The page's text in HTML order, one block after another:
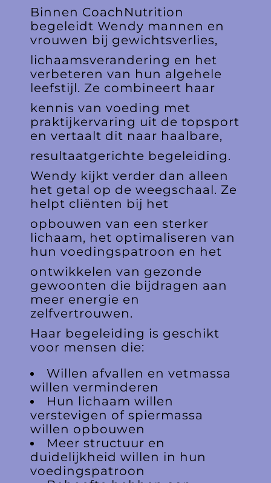
Binnen CoachNutrition
begeleidt Wendy mannen en
vrouwen bij gewichtsverlies,
lichaamsverandering en het
verbeteren van hun algehele
leefstijl. Ze combineert haar
kennis van voeding met
praktijkervaring uit de topsport
en vertaalt dit naar haalbare,
resultaatgerichte begeleiding.
Wendy kijkt verder dan alleen
het getal op de weegschaal. Ze
helpt cliënten bij het
opbouwen van een sterker
lichaam, het optimaliseren van
hun voedingspatroon en het
ontwikkelen van gezonde
gewoonten die bijdragen aan
meer energie en
zelfvertrouwen.
Haar begeleiding is geschikt
voor mensen die:
Willen afvallen en vetmassa
willen verminderen
Hun lichaam willen
verstevigen of spiermassa
willen opbouwen
Meer structuur en
duidelijkheid willen in hun
voedingspatroon